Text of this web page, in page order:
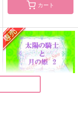
時の女神の微睡み
Olive Green
472円（税込）
フェルディナンド×ローゼマイン
カート